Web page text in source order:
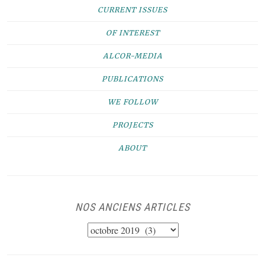
CURRENT ISSUES
OF INTEREST
ALCOR-MEDIA
PUBLICATIONS
WE FOLLOW
PROJECTS
ABOUT
NOS ANCIENS ARTICLES
NOS